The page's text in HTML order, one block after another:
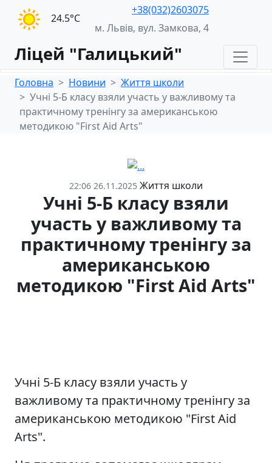
24.5°С
+38(032)2603075
м. Львів, вул. Замкова, 4
Ліцей "Галицький"
Головна Новини
Життя школи
Учні 5-Б класу взяли участь у важливому та
практичному тренінгу за американською
методикою "First Aid Arts"
22:06 26.11.2025 Життя школи
Учні 5-Б класу взяли
участь у важливому та
практичному тренінгу за
американською
методикою "First Aid Arts"
Учні 5-Б класу взяли участь у
важливому та практичному тренінгу за
американською методикою "First Aid
Arts".